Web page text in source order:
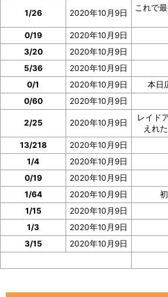
1/26 2020年10月9日
これで
0/19
2020年10月9日
3/20
2020年10月9日
5/36
2020年10月9日
0/1
2020年10月9日
本日
0/60
2020年10月9日
2/25 2020年10月9日
レイド
えれ
13/218
2020年10月9日
1/4
2020年10月9日
0/19
2020年10月9日
1/64
2020年10月9日
1/15
2020年10月9日
1/3
2020年10月9日
3/15
2020年10月9日